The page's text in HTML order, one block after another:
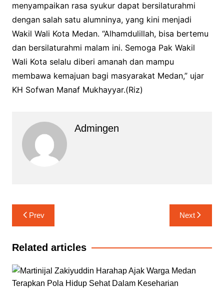
menyampaikan rasa syukur dapat bersilaturahmi
dengan salah satu alumninya, yang kini menjadi
Wakil Wali Kota Medan. “Alhamdulillah, bisa bertemu
dan bersilaturahmi malam ini. Semoga Pak Wakil
Wali Kota selalu diberi amanah dan mampu
membawa kemajuan bagi masyarakat Medan,” ujar
KH Sofwan Manaf Mukhayyar.(Riz)
Admingen
Navigasi
pos
Prev Next
Related articles